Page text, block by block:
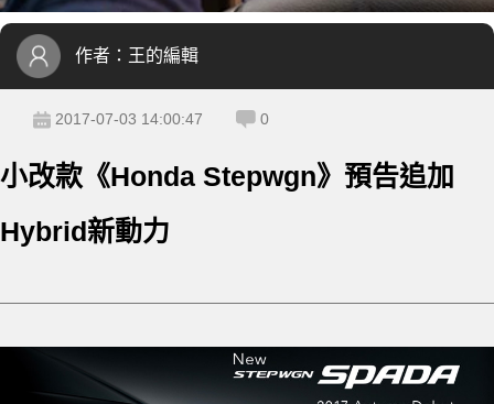
作者： 王的編輯
2017-07-03 14:00:47 0
小改款《Honda Stepwgn》預告追加
Hybrid新動力